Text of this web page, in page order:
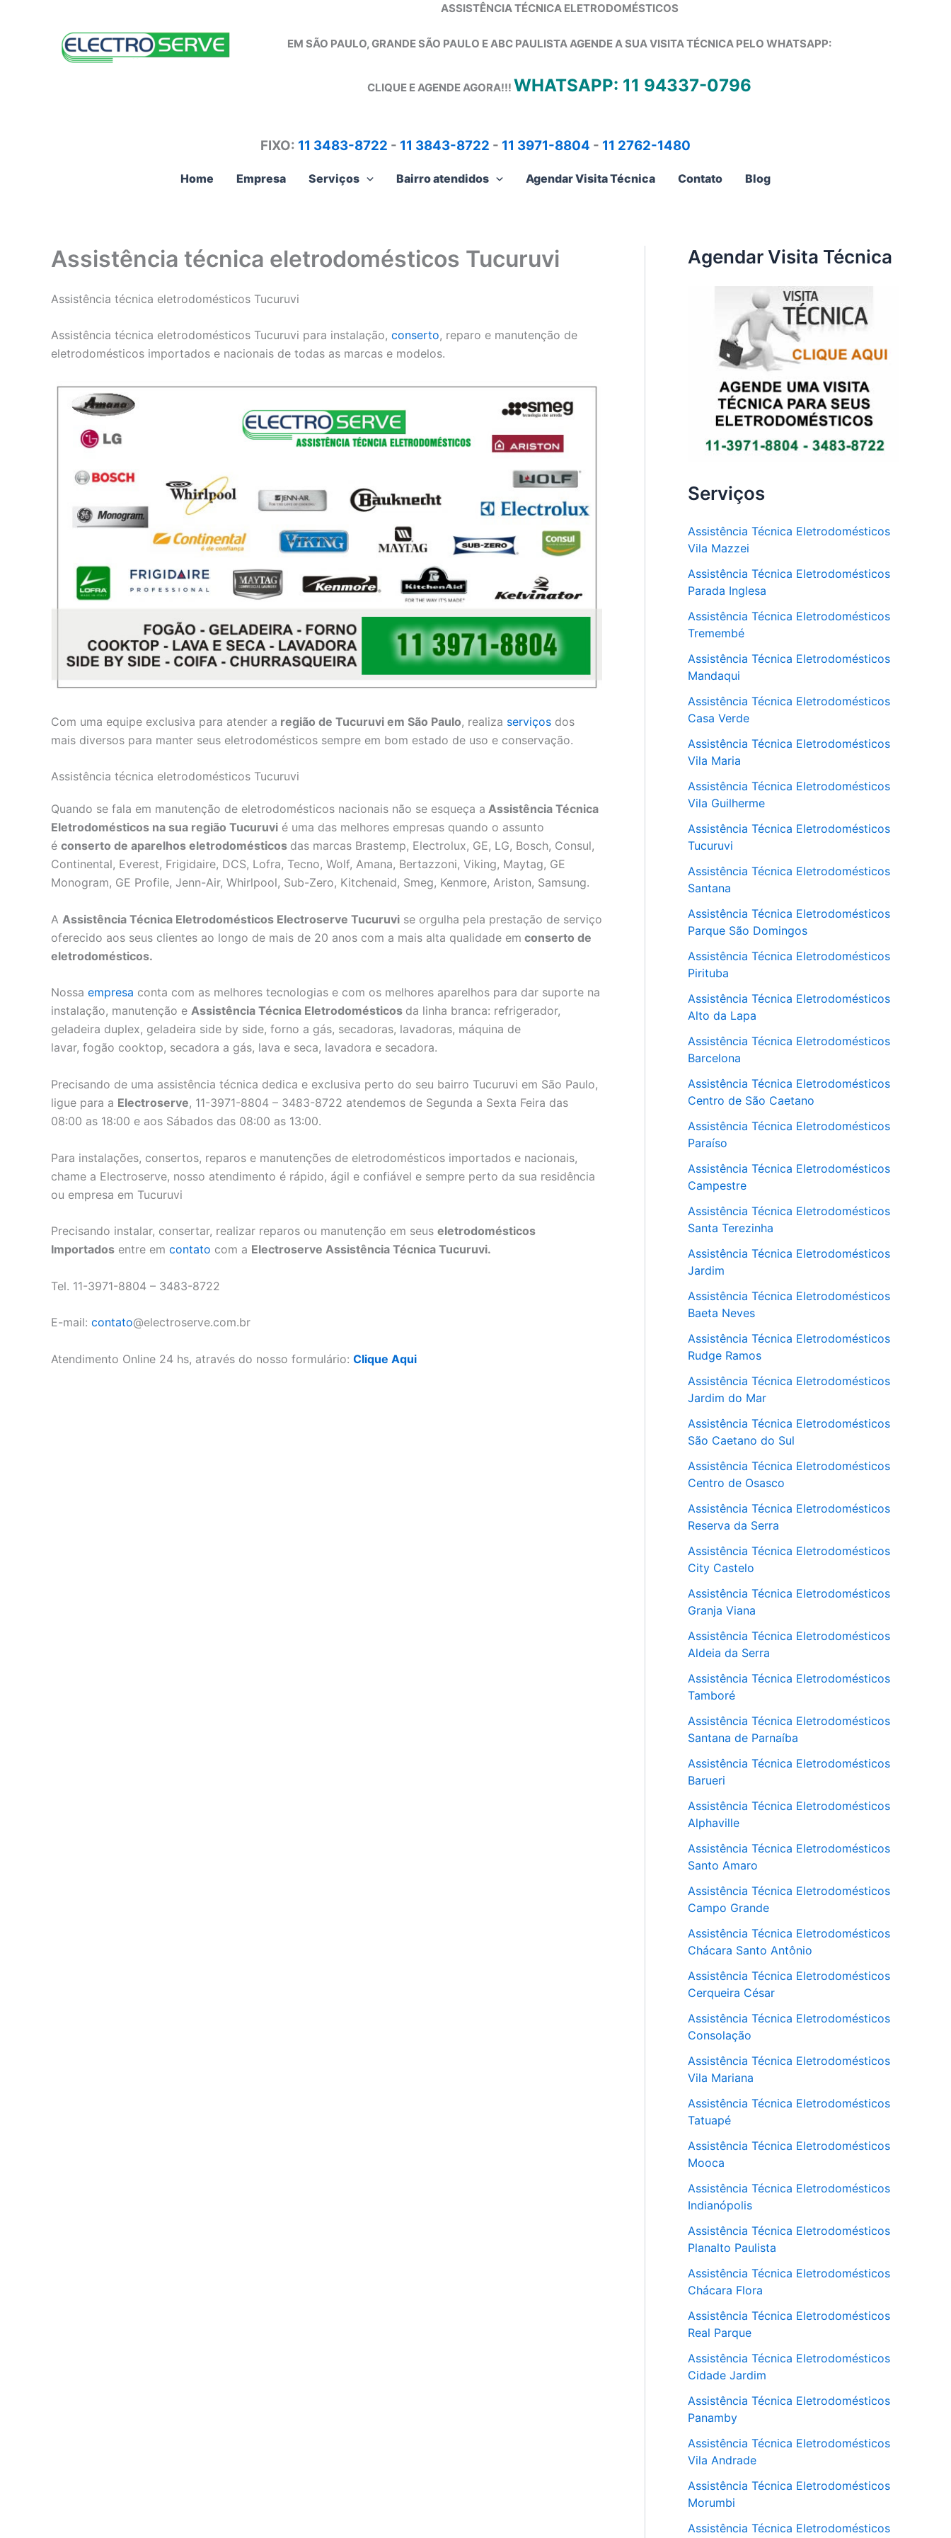
ASSISTÊNCIA TÉCNICA ELETRODOMÉSTICOS
EM SÃO PAULO, GRANDE SÃO PAULO E ABC PAULISTAAGENDE A SUA VISITA TÉCNICA PELO WHATSAPP:
CLIQUE E AGENDE AGORA!!! WHATSAPP: 11 94337-0796
FIXO: 11 3483-8722 - 11 3843-8722 - 11 3971-8804 - 11 2762-1480
Home Empresa Serviços Bairro atendidos Agendar Visita Técnica Contato Blog
Assistência técnica eletrodomésticos Tucuruvi
Assistência técnica eletrodomésticos Tucuruvi
Assistência técnica eletrodomésticos Tucuruvi para instalação, conserto, reparo e manutenção de
eletrodomésticos importados e nacionais de todas as marcas e modelos.
Com uma equipe exclusiva para atender a região de Tucuruvi em São Paulo, realiza serviços dos
mais diversos para manter seus eletrodomésticos sempre em bom estado de uso e conservação.
Assistência técnica eletrodomésticos Tucuruvi
Quando se fala em manutenção de eletrodomésticos nacionais não se esqueça a Assistência Técnica
Eletrodomésticos na sua região Tucuruvi é uma das melhores empresas quando o assunto
é conserto de aparelhos eletrodomésticos das marcas Brastemp, Electrolux, GE, LG, Bosch, Consul,
Continental, Everest, Frigidaire, DCS, Lofra, Tecno, Wolf, Amana, Bertazzoni, Viking, Maytag, GE
Monogram, GE Profile, Jenn-Air, Whirlpool, Sub-Zero, Kitchenaid, Smeg, Kenmore, Ariston, Samsung.
A Assistência Técnica Eletrodomésticos Electroserve Tucuruvi se orgulha pela prestação de serviço
oferecido aos seus clientes ao longo de mais de 20 anos com a mais alta qualidade em conserto de
eletrodomésticos.
Nossa empresa conta com as melhores tecnologias e com os melhores aparelhos para dar suporte na
instalação, manutenção e Assistência Técnica Eletrodomésticos da linha branca: refrigerador,
geladeira duplex, geladeira side by side, forno a gás, secadoras, lavadoras, máquina de
lavar, fogão cooktop, secadora a gás, lava e seca, lavadora e secadora.
Precisando de uma assistência técnica dedica e exclusiva perto do seu bairro Tucuruvi em São Paulo,
ligue para a Electroserve, 11-3971-8804 – 3483-8722 atendemos de Segunda a Sexta Feira das
08:00 as 18:00 e aos Sábados das 08:00 as 13:00.
Para instalações, consertos, reparos e manutenções de eletrodomésticos importados e nacionais,
chame a Electroserve, nosso atendimento é rápido, ágil e confiável e sempre perto da sua residência
ou empresa em Tucuruvi
Precisando instalar, consertar, realizar reparos ou manutenção em seus eletrodomésticos
Importados entre em contato com a Electroserve Assistência Técnica Tucuruvi.
Tel. 11-3971-8804 – 3483-8722
E-mail: contato@electroserve.com.br
Atendimento Online 24 hs, através do nosso formulário: Clique Aqui
Agendar Visita Técnica
Serviços
Assistência Técnica Eletrodomésticos
Vila Mazzei
Assistência Técnica Eletrodomésticos
Parada Inglesa
Assistência Técnica Eletrodomésticos
Tremembé
Assistência Técnica Eletrodomésticos
Mandaqui
Assistência Técnica Eletrodomésticos
Casa Verde
Assistência Técnica Eletrodomésticos
Vila Maria
Assistência Técnica Eletrodomésticos
Vila Guilherme
Assistência Técnica Eletrodomésticos
Tucuruvi
Assistência Técnica Eletrodomésticos
Santana
Assistência Técnica Eletrodomésticos
Parque São Domingos
Assistência Técnica Eletrodomésticos
Pirituba
Assistência Técnica Eletrodomésticos
Alto da Lapa
Assistência Técnica Eletrodomésticos
Barcelona
Assistência Técnica Eletrodomésticos
Centro de São Caetano
Assistência Técnica Eletrodomésticos
Paraíso
Assistência Técnica Eletrodomésticos
Campestre
Assistência Técnica Eletrodomésticos
Santa Terezinha
Assistência Técnica Eletrodomésticos
Jardim
Assistência Técnica Eletrodomésticos
Baeta Neves
Assistência Técnica Eletrodomésticos
Rudge Ramos
Assistência Técnica Eletrodomésticos
Jardim do Mar
Assistência Técnica Eletrodomésticos
São Caetano do Sul
Assistência Técnica Eletrodomésticos
Centro de Osasco
Assistência Técnica Eletrodomésticos
Reserva da Serra
Assistência Técnica Eletrodomésticos
City Castelo
Assistência Técnica Eletrodomésticos
Granja Viana
Assistência Técnica Eletrodomésticos
Aldeia da Serra
Assistência Técnica Eletrodomésticos
Tamboré
Assistência Técnica Eletrodomésticos
Santana de Parnaíba
Assistência Técnica Eletrodomésticos
Barueri
Assistência Técnica Eletrodomésticos
Alphaville
Assistência Técnica Eletrodomésticos
Santo Amaro
Assistência Técnica Eletrodomésticos
Campo Grande
Assistência Técnica Eletrodomésticos
Chácara Santo Antônio
Assistência Técnica Eletrodomésticos
Cerqueira César
Assistência Técnica Eletrodomésticos
Consolação
Assistência Técnica Eletrodomésticos
Vila Mariana
Assistência Técnica Eletrodomésticos
Tatuapé
Assistência Técnica Eletrodomésticos
Mooca
Assistência Técnica Eletrodomésticos
Indianópolis
Assistência Técnica Eletrodomésticos
Planalto Paulista
Assistência Técnica Eletrodomésticos
Chácara Flora
Assistência Técnica Eletrodomésticos
Real Parque
Assistência Técnica Eletrodomésticos
Cidade Jardim
Assistência Técnica Eletrodomésticos
Panamby
Assistência Técnica Eletrodomésticos
Vila Andrade
Assistência Técnica Eletrodomésticos
Morumbi
Assistência Técnica Eletrodomésticos